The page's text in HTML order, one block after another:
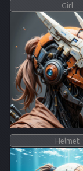
Girl
Helmet